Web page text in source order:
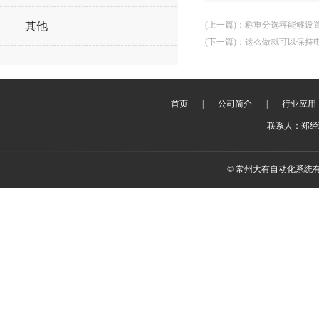
其他 (上一篇) ： 称重分选秤能够设
(下一篇) ： 这么做就可以保持
首页 | 公司简介 | 行业应用
联系人：郑
© 常州大有自动化系统